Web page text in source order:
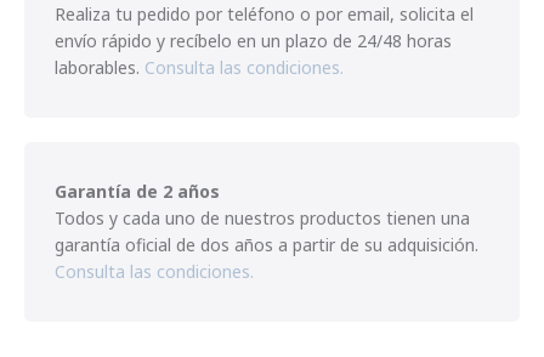
Realiza tu pedido por teléfono o por email, solicita el
envío rápido y recíbelo en un plazo de 24/48 horas
laborables. Consulta las condiciones.
Garantía de 2 años
Todos y cada uno de nuestros productos tienen una
garantía oficial de dos años a partir de su adquisición.
Consulta las condiciones.